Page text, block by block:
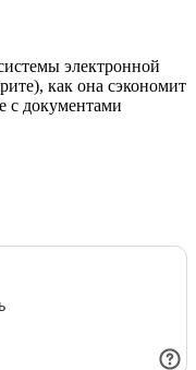
электронной
как она сэкономит
с документами